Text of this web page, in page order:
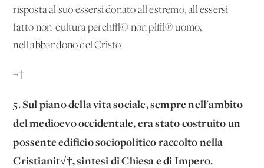
risposta al suo essersi donato all'estremo, all'essersi
fatto non-cultura perch√© non pi√π uomo,
nell'abbandono del Cristo.
¬†
5. Sul piano della vita sociale, sempre nell'ambito
del medioevo occidentale, era stato costruito un
possente edificio sociopolitico raccolto nella
Cristianit√†, sintesi di Chiesa e di Impero.